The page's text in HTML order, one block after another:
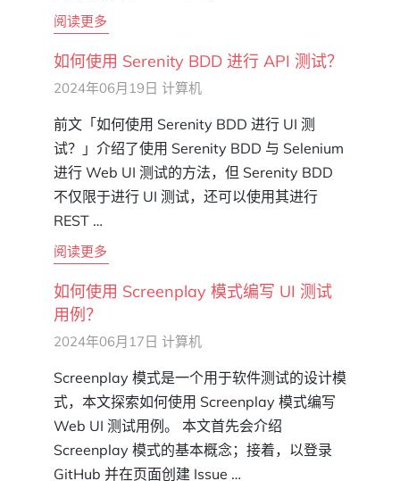
阅读更多
如何使用 Serenity BDD 进行 API 测试？
2024年06月19日 计算机
前文「如何使用 Serenity BDD 进行 UI 测
试？」介绍了使用 Serenity BDD 与 Selenium
进行 Web UI 测试的方法，但 Serenity BDD
不仅限于进行 UI 测试，还可以使用其进行
REST …
阅读更多
如何使用 Screenplay 模式编写 UI 测试
用例？
2024年06月17日 计算机
Screenplay 模式是一个用于软件测试的设计模
式，本文探索如何使用 Screenplay 模式编写
Web UI 测试用例。 本文首先会介绍
Screenplay 模式的基本概念；接着，以登录
GitHub 并在页面创建 Issue …